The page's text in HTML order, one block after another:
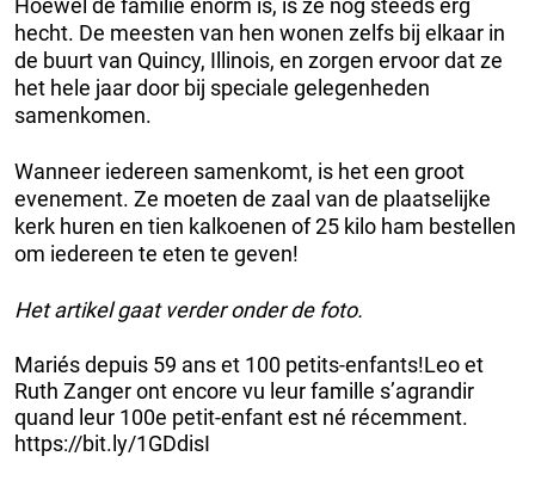
hecht. De meesten van hen wonen zelfs bij elkaar in
de buurt van Quincy, Illinois, en zorgen ervoor dat ze
het hele jaar door bij speciale gelegenheden
samenkomen.
Wanneer iedereen samenkomt, is het een groot
evenement. Ze moeten de zaal van de plaatselijke
kerk huren en tien kalkoenen of 25 kilo ham bestellen
om iedereen te eten te geven!
Het artikel gaat verder onder de foto.
Mariés depuis 59 ans et 100 petits-enfants!Leo et
Ruth Zanger ont encore vu leur famille s’agrandir
quand leur 100e petit-enfant est né récemment.
https://bit.ly/1GDdisI